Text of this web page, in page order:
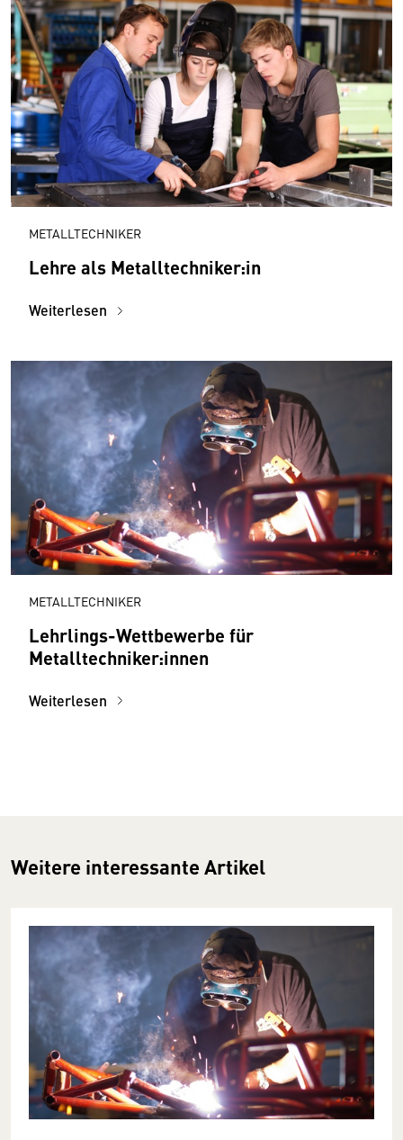
METALLTECHNIKER
Lehre als Metalltechniker:in
Weiterlesen
METALLTECHNIKER
Lehrlings-Wettbewerbe für
Metalltechniker:innen
Weiterlesen
Weitere interessante Artikel